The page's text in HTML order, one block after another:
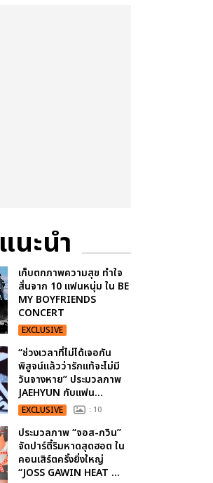
แนะนำ
เก็บตกภาพความสุข ทำใจ
สั่นจาก 10 แฟนหนุ่ม ใน BE
MY BOYFRIENDS
CONCERT
EXCLUSIVE
“ช่วงเวลาที่ไม่ได้เจอกัน
พิสูจน์แล้วว่ารักแท้จะไม่มี
วันจางหาย” ประมวลภาพ
JAEHYUN กับแฟน...
EXCLUSIVE : 10
ประมวลภาพ “จอส-กวิน”
จัดปาร์ตี้ริมหาดสุดฮอต ใน
คอนเสิร์ตครั้งยิ่งใหญ่
“JOSS GAWIN HEAT ...